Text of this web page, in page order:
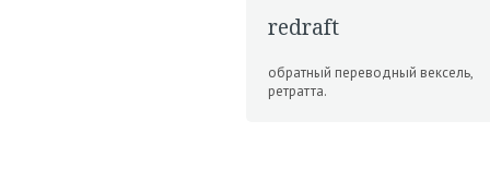
redraft
обратный переводный вексель,
ретратта.